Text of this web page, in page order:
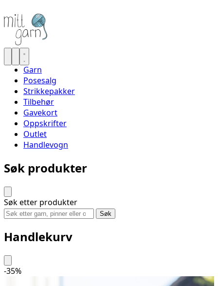
Garn
Posesalg
Strikkepakker
Tilbehør
Gavekort
Oppskrifter
Outlet
Handlevogn
Søk produkter
Søk etter produkter
Søk
Handlekurv
-35%